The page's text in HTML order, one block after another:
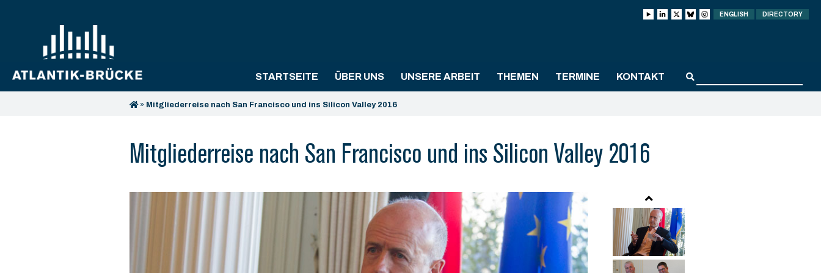
ENGLISH DIRECTORY
STARTSEITE ÜBER UNS UNSERE ARBEIT THEMEN TERMINE KONTAKT
» Mitgliederreise nach San Francisco und ins Silicon Valley 2016
Mitgliederreise nach San Francisco und ins Silicon Valley 2016